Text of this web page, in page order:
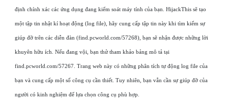
định chính xác các ứng dụng đang kiểm soát máy tính của bạn. HijackThis sẽ tạo
một tập tin nhật kí hoạt động (log file), hãy cung cấp tập tin này khi tìm kiếm sự
giúp đỡ trên các diễn đàn (find.pcworld.com/57268), bạn sẽ nhận được những lời
khuyên hữu ích. Nếu đang vội, bạn thử tham khảo bảng mô tả tại
find.pcworld.com/57267. Trang web này có những phân tích tự động log file của
bạn và cung cấp một số công cụ cần thiết. Tuy nhiên, bạn vẫn cần sự giúp đỡ của
người có kinh nghiệm để lựa chọn công cụ phù hợp.